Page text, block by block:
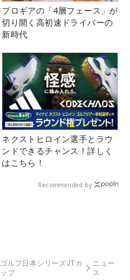
プロギアの「4層フェース」が
切り開く高初速ドライバーの
新時代
ネクストヒロイン選手とラウ
ンドできるチャンス！詳しく
はこちら！
Recommended by
ゴルフ日本シリーズJTカ
ップ
ニュー
ス